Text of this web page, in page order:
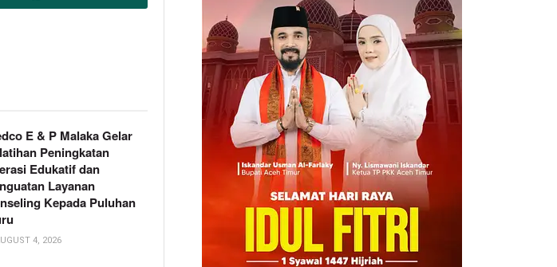
E & P Malaka Gelar
Peningkatan
Edukatif dan
Layanan
Kepada Puluhan
4, 2026